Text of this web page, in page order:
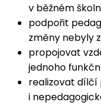
v běžném
podpořit
změny nebyly
propojovat
jednoho
realizovat dílčí
i